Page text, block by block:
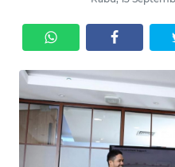
SERBI
Informasi
INDEKS
BERITA